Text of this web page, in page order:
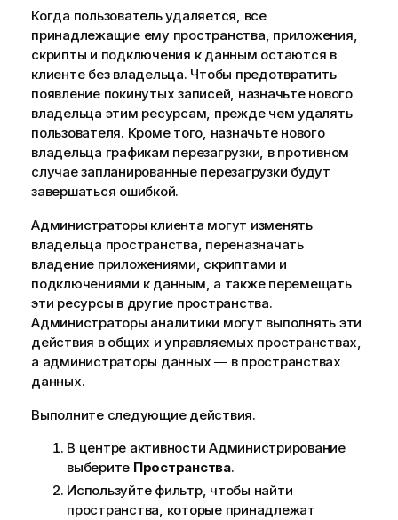
Когда пользователь удаляется, все
принадлежащие ему пространства, приложения,
скрипты и подключения к данным остаются в
клиенте без владельца. Чтобы предотвратить
появление покинутых записей, назначьте нового
владельца этим ресурсам, прежде чем удалять
пользователя. Кроме того, назначьте нового
владельца графикам перезагрузки, в противном
случае запланированные перезагрузки будут
завершаться ошибкой.
Администраторы клиента могут изменять
владельца пространства, переназначать
владение приложениями, скриптами и
подключениями к данным, а также перемещать
эти ресурсы в другие пространства.
Администраторы аналитики могут выполнять эти
действия в общих и управляемых пространствах,
а администраторы данных ― в пространствах
данных.
Выполните следующие действия.
В центре активности Администрирование
выберите Пространства.
Используйте фильтр, чтобы найти
пространства, которые принадлежат